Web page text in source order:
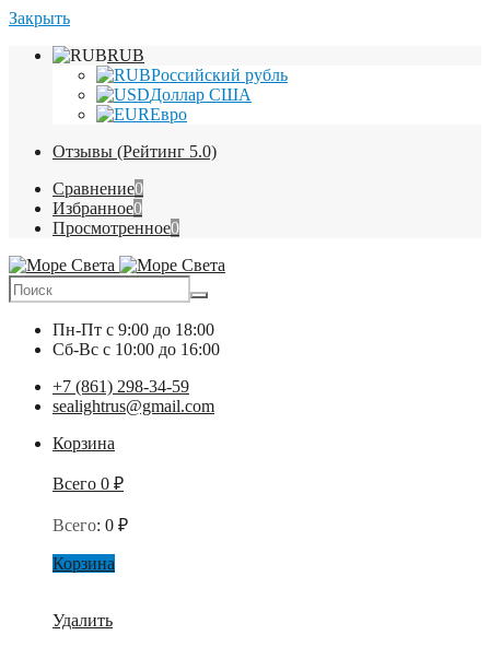
Закрыть
RUB
Российский рубль
Доллар США
Евро
Отзывы (Рейтинг 5.0)
Сравнение0
Избранное0
Просмотренное0
Пн-Пт с 9:00 до 18:00
Сб-Вс с 10:00 до 16:00
+7 (861) 298-34-59
sealightrus@gmail.com
Корзина
Всего 0 ₽
Всего: 0 ₽
Корзина
Удалить